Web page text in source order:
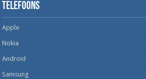
Telefoons
Apple
Nokia
Android
Samsung